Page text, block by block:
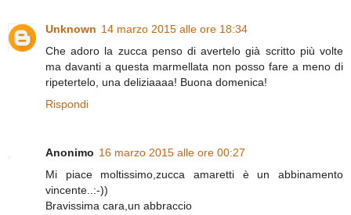
Unknown 14 marzo 2015 alle ore 18:34
Che adoro la zucca penso di avertelo già scritto più volte
ma davanti a questa marmellata non posso fare a meno di
ripetertelo, una deliziaaaa! Buona domenica!
Rispondi
Anonimo 16 marzo 2015 alle ore 00:27
Mi piace moltissimo,zucca amaretti è un abbinamento
vincente..:-))
Bravissima cara,un abbraccio